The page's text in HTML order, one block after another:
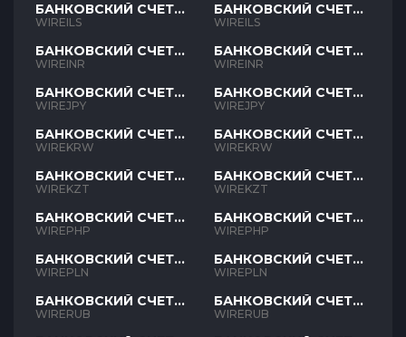
БАНКОВСКИЙ СЧЕТ
ILS
WIREILS
БАНКОВСКИЙ СЧЕТ
INR
WIREINR
БАНКОВСКИЙ СЧЕТ
JPY
WIREJPY
БАНКОВСКИЙ СЧЕТ
KRW
WIREKRW
БАНКОВСКИЙ СЧЕТ
KZT
WIREKZT
БАНКОВСКИЙ СЧЕТ
PHP
WIREPHP
БАНКОВСКИЙ СЧЕТ
PLN
WIREPLN
БАНКОВСКИЙ СЧЕТ
RUB
WIRERUB
БАНКОВСКИЙ СЧЕТ
ILS
WIREILS
БАНКОВСКИЙ СЧЕТ
INR
WIREINR
БАНКОВСКИЙ СЧЕТ
JPY
WIREJPY
БАНКОВСКИЙ СЧЕТ
KRW
WIREKRW
БАНКОВСКИЙ СЧЕТ
KZT
WIREKZT
БАНКОВСКИЙ СЧЕТ
PHP
WIREPHP
БАНКОВСКИЙ СЧЕТ
PLN
WIREPLN
БАНКОВСКИЙ СЧЕТ
RUB
WIRERUB